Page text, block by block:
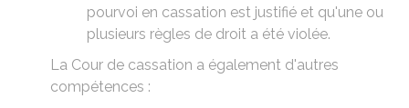
pourvoi en cassation est justifié et qu'une ou
plusieurs règles de droit a été violée.
La Cour de cassation a également d'autres
compétences :